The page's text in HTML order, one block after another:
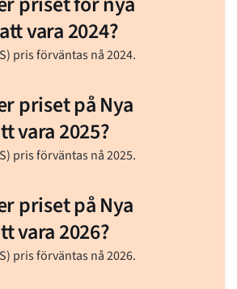
vara 2024?
pris förväntas nå 2024.
priset på Nya
vara 2025?
pris förväntas nå 2025.
priset på Nya
vara 2026?
pris förväntas nå 2026.